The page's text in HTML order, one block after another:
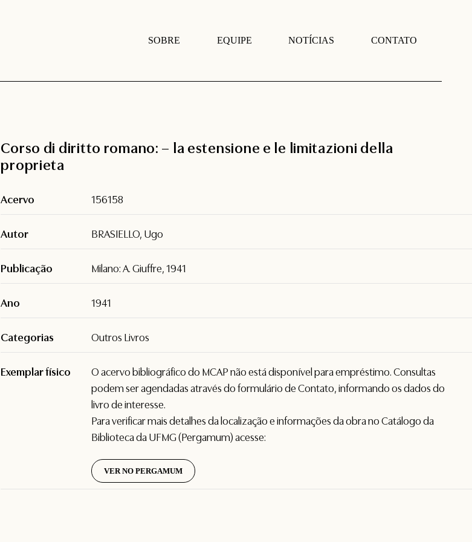
SOBRE EQUIPE NOTÍCIAS CONTATO
Corso di diritto romano: – la estensione e le limitazioni della
proprieta
Acervo 156158
Autor BRASIELLO, Ugo
Publicação Milano: A. Giuffre, 1941
Ano 1941
Categorias Outros Livros
Exemplar físico
O acervo bibliográfico do MCAP não está disponível para empréstimo. Consultas
podem ser agendadas através do formulário deContato, informando os dados do
livro de interesse.
Para verificar mais detalhes da localização e informações da obra no Catálogo da
Biblioteca da UFMG (Pergamum) acesse:
VER NO PERGAMUM